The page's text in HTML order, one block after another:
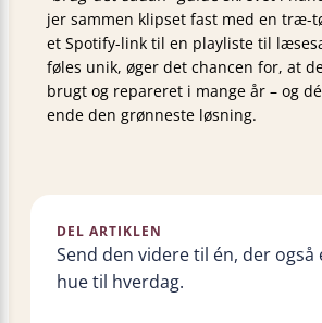
jer sammen klipset fast med en træ-
et Spotify-link til en playliste til
føles unik, øger det chancen for, at
brugt og repareret i mange år – og
ende den grønneste løsning.
DEL ARTIKLEN
Send den videre til én, der også
hue til hverdag.